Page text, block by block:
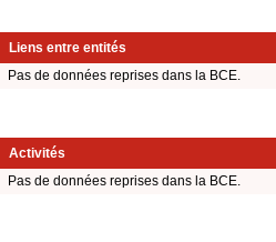
Liens entre entités
Pas de données reprises dans la BCE.
Activités
Pas de données reprises dans la BCE.